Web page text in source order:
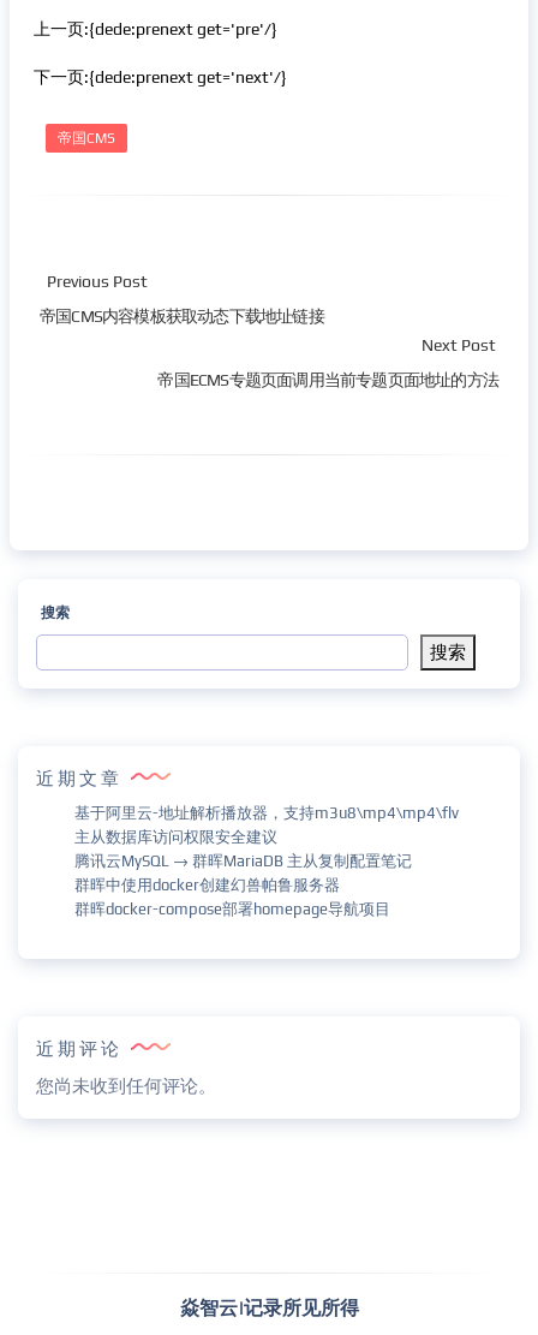
上一页:{dede:prenext get='pre'/}
下一页:{dede:prenext get='next'/}
帝国CMS
Previous Post
帝国CMS内容模板获取动态下载地址链接
Next Post
帝国ECMS专题页面调用当前专题页面地址的方法
搜索
搜索
近期文章
基于阿里云-地址解析播放器，支持m3u8\mp4\mp4\flv
主从数据库访问权限安全建议
腾讯云MySQL → 群晖MariaDB 主从复制配置笔记
群晖中使用docker创建幻兽帕鲁服务器
群晖docker-compose部署homepage导航项目
近期评论
您尚未收到任何评论。
焱智云|记录所见所得